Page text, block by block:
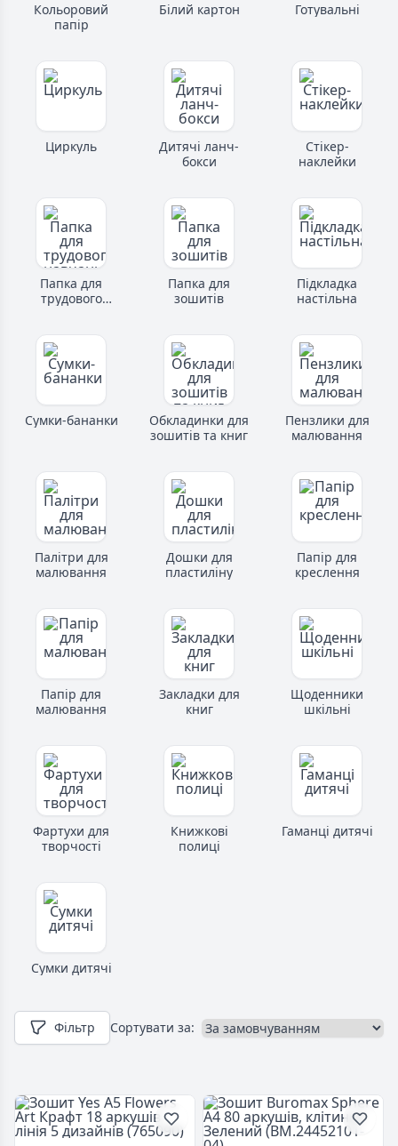
Кольоровий
папір
Білий картон Готувальні
Циркуль
Дитячі ланч-
бокси
Стікер-
наклейки
Папка для
трудового
Папка для
зошитів
Підкладка
настільна
Сумки-бананки
Обкладинки для
зошитів та книг
Пензлики для
малювання
Палітри для
малювання
Дошки для
пластиліну
Папір для
креслення
Папір для
малювання
Закладки для
книг
Щоденники
шкільні
Фартухи для
творчості
Книжкові
полиці
Гаманці дитячі
Сумки дитячі
Фільтр Сортувати за: